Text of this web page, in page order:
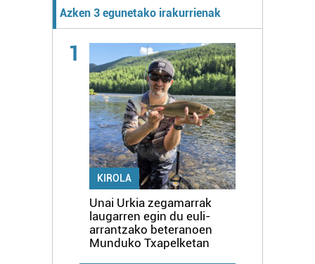
Azken 3 egunetako irakurrienak
1
KIROLA
Unai Urkia zegamarrak
laugarren egin du euli-
arrantzako beteranoen
Munduko Txapelketan